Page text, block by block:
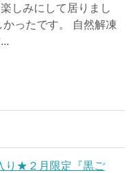
しみにして居りまし
ったです。 自然解凍
り★２月限定『黒ご